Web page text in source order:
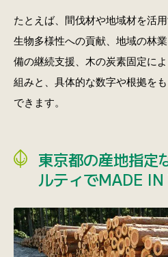
たとえば、間伐材や地域材を活
生物多様性への貢献、地域の林
備の継続支援、木の炭素固定に
組みと、具体的な数字や根拠を
できます。
東京都の産地指定
ルティでMADE